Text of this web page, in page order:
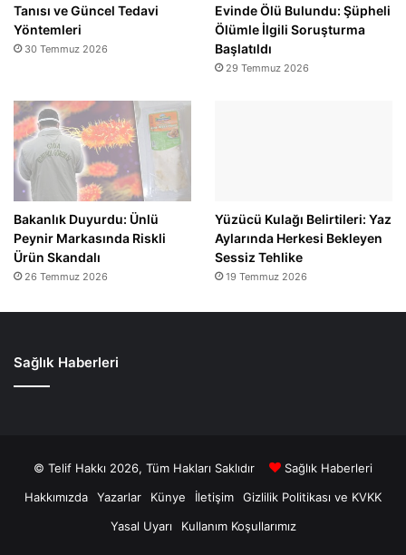
Tanısı ve Güncel Tedavi
Yöntemleri
30 Temmuz 2026
Evinde Ölü Bulundu: Şüpheli
Ölümle İlgili Soruşturma
Başlatıldı
29 Temmuz 2026
Bakanlık Duyurdu: Ünlü
Peynir Markasında Riskli
Ürün Skandalı
26 Temmuz 2026
Yüzücü Kulağı Belirtileri: Yaz
Aylarında Herkesi Bekleyen
Sessiz Tehlike
19 Temmuz 2026
Sağlık Haberleri
© Telif Hakkı 2026, Tüm Hakları Saklıdır
Sağlık Haberleri
Hakkımızda
Yazarlar Künye İletişim
Gizlilik Politikası ve KVKK
Yasal Uyarı
Kullanım Koşullarımız